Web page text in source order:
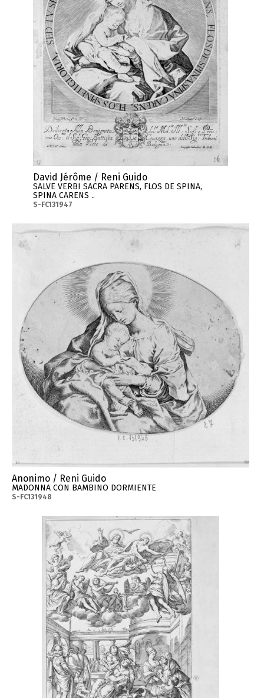
David Jérôme / Reni Guido
SALVE VERBI SACRA PARENS, FLOS DE SPINA,
SPINA CARENS ..
S-FC131947
Anonimo / Reni Guido
MADONNA CON BAMBINO DORMIENTE
S-FC131948